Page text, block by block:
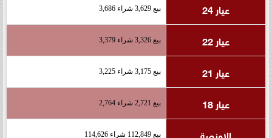
عيار 24
بيع 3,629 شراء 3,686
عيار 22 بيع 3,326 شراء 3,379
عيار 21 بيع 3,175 شراء 3,225
عيار 18 بيع 2,721 شراء 2,764
الاونصة بيع 112,849 شراء 114,626